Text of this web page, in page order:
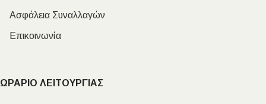
Ασφάλεια Συναλλαγών
Επικοινωνία
ΩΡΑΡΙΟ ΛΕΙΤΟΥΡΓΙΑΣ